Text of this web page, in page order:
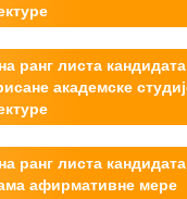
ранг листа
академске
ранг листа кандидата
афирмативне мере